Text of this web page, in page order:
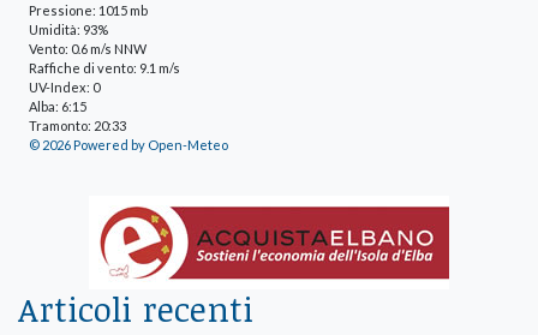
Pressione: 1015 mb
Umidità: 93%
Vento: 0.6 m/s NNW
Raffiche di vento: 9.1 m/s
UV-Index: 0
Alba: 6:15
Tramonto: 20:33
© 2026 Powered by Open-Meteo
Articoli recenti